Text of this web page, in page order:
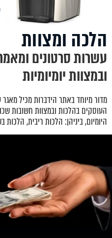
הלכה ומצוות
עשרות סרטונים
ובמצוות יומיומיות
מדור מיוחד באתר הידברות מכיל
העוסקים בהלכות ובמצוות חשובות
היומיום, ביניהן: הלכות ריבית, הלכות